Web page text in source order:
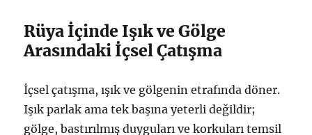
Rüya İçinde Işık ve Gölge
Arasındaki İçsel Çatışma
İçsel çatışma, ışık ve gölgenin etrafında döner.
Işık parlak ama tek başına yeterli değildir;
gölge, bastırılmış duyguları ve korkuları temsil